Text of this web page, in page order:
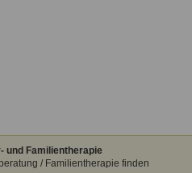
und Familientherapie
/ Familientherapie finden